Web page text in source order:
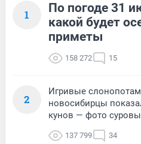
1
По погоде 31
какой будет
приметы
158 272 15
2
Игривые
новосибирцы
кунов — фото
137 799 34